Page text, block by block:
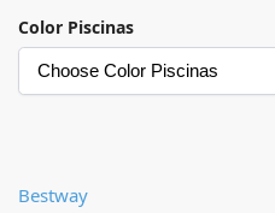
Color Piscinas
Bestway